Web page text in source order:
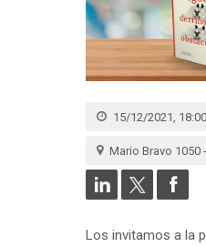
15/12/2021,
Mario Bravo 1050
Los invitamos a la